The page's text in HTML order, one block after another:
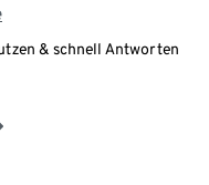
& schnell Antworten